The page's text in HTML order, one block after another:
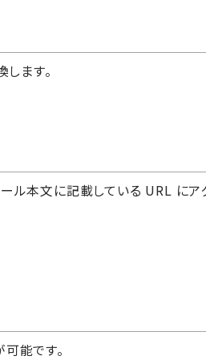
ます。
ル本文に記載している URL にア
能です。